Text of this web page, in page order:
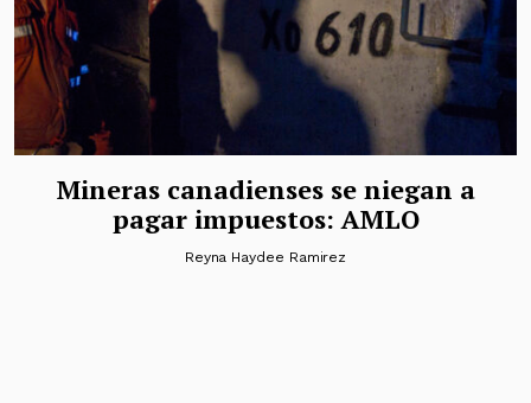
Mineras canadienses se niegan a
pagar impuestos: AMLO
Reyna Haydee Ramirez